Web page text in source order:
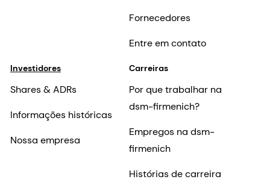
Fornecedores
Entre em contato
Investidores
Shares & ADRs
Informações históricas
Nossa empresa
Carreiras
Por que trabalhar na
dsm-firmenich?
Empregos na dsm-
firmenich
Histórias de carreira